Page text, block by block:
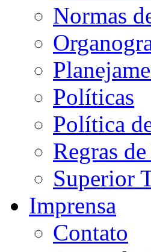
Normas
Políticas
Política
Regras
Superior
Imprensa
Contato